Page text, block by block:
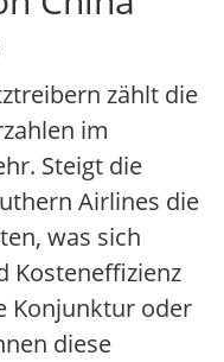
zählt die
im
Steigt die
Airlines die
was sich
Kosteneffizienz
Konjunktur oder
diese